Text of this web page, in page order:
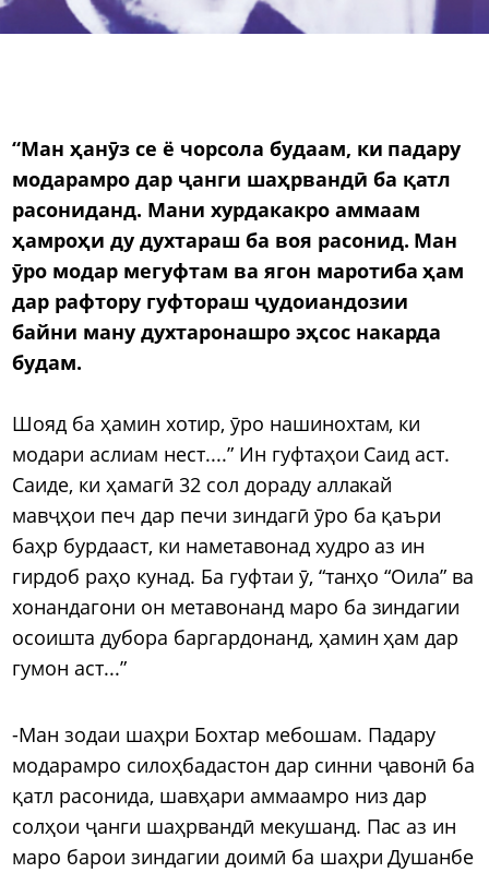
“Ман ҳанӯз се ё чорсола будаам, ки падару
модарамро дар ҷанги шаҳрвандӣ ба қатл
расониданд. Мани хурдакакро аммаам
ҳамроҳи ду духтараш ба воя расонид. Ман
ӯро модар мегуфтам ва ягон маротиба ҳам
дар рафтору гуфтораш ҷудоиандозии
байни ману духтаронашро эҳсос накарда
будам.
Шояд ба ҳамин хотир, ӯро нашинохтам, ки
модари аслиам нест....” Ин гуфтаҳои Саид аст.
Саиде, ки ҳамагӣ 32 сол дораду аллакай
мавҷҳои печ дар печи зиндагӣ ӯро ба қаъри
баҳр бурдааст, ки наметавонад худро аз ин
гирдоб раҳо кунад. Ба гуфтаи ӯ, “танҳо “Оила” ва
хонандагони он метавонанд маро ба зиндагии
осоишта дубора баргардонанд, ҳамин ҳам дар
гумон аст...”
-Ман зодаи шаҳри Бохтар мебошам. Падару
модарамро силоҳбадастон дар синни ҷавонӣ ба
қатл расонида, шавҳари аммаамро низ дар
солҳои ҷанги шаҳрвандӣ мекушанд. Пас аз ин
маро барои зиндагии доимӣ ба шаҳри Душанбе